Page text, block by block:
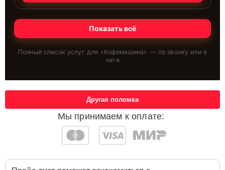
Показать всё
Полный список услуг для «Кофемашина» — по звонку или в
чате
Мы принимаем к оплате:
Другая поломка